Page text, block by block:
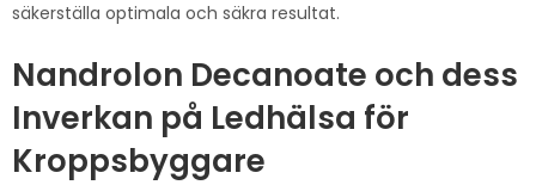
säkerställa optimala och säkra resultat.
Nandrolon Decanoate och dess
Inverkan på Ledhälsa för
Kroppsbyggare